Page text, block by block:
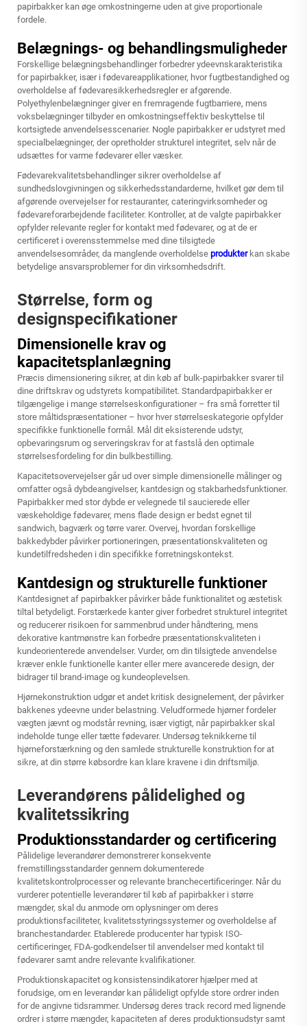
papirbakker kan øge omkostningerne uden at give proportionale
fordele.
Belægnings- og behandlingsmuligheder
Forskellige belægningsbehandlinger forbedrer ydeevnskarakteristika
for papirbakker, især i fødevareapplikationer, hvor fugtbestandighed og
overholdelse af fødevaresikkerhedsregler er afgørende.
Polyethylenbelægninger giver en fremragende fugtbarriere, mens
voksbelægninger tilbyder en omkostningseffektiv beskyttelse til
kortsigtede anvendelsesscenarier. Nogle papirbakker er udstyret med
specialbelægninger, der opretholder strukturel integritet, selv når de
udsættes for varme fødevarer eller væsker.
Fødevarekvalitetsbehandlinger sikrer overholdelse af
sundhedslovgivningen og sikkerhedsstandarderne, hvilket gør dem til
afgørende overvejelser for restauranter, cateringvirksomheder og
fødevareforarbejdende faciliteter. Kontroller, at de valgte papirbakker
opfylder relevante regler for kontakt med fødevarer, og at de er
certificeret i overensstemmelse med dine tilsigtede
anvendelsesområder, da manglende overholdelse produkter kan skabe
betydelige ansvarsproblemer for din virksomhedsdrift.
Størrelse, form og
designspecifikationer
Dimensionelle krav og
kapacitetsplanlægning
Præcis dimensionering sikrer, at din køb af bulk-papirbakker svarer til
dine driftskrav og udstyrets kompatibilitet. Standardpapirbakker er
tilgængelige i mange størrelseskonfigurationer – fra små forretter til
store måltidspræsentationer – hvor hver størrelseskategorie opfylder
specifikke funktionelle formål. Mål dit eksisterende udstyr,
opbevaringsrum og serveringskrav for at fastslå den optimale
størrelsesfordeling for din bulkbestilling.
Kapacitetsovervejelser går ud over simple dimensionelle målinger og
omfatter også dybdeangivelser, kantdesign og stakbarhedsfunktioner.
Papirbakker med stor dybde er velegnede til saucierede eller
væskeholdige fødevarer, mens flade design er bedst egnet til
sandwich, bagværk og tørre varer. Overvej, hvordan forskellige
bakkedybder påvirker portioneringen, præsentationskvaliteten og
kundetilfredsheden i din specifikke forretningskontekst.
Kantdesign og strukturelle funktioner
Kantdesignet af papirbakker påvirker både funktionalitet og æstetisk
tiltal betydeligt. Forstærkede kanter giver forbedret strukturel integritet
og reducerer risikoen for sammenbrud under håndtering, mens
dekorative kantmønstre kan forbedre præsentationskvaliteten i
kundeorienterede anvendelser. Vurder, om din tilsigtede anvendelse
kræver enkle funktionelle kanter eller mere avancerede design, der
bidrager til brand-image og kundeoplevelsen.
Hjørnekonstruktion udgør et andet kritisk designelement, der påvirker
bakkenes ydeevne under belastning. Veludformede hjørner fordeler
vægten jævnt og modstår revning, især vigtigt, når papirbakker skal
indeholde tunge eller tætte fødevarer. Undersøg teknikkerne til
hjørneforstærkning og den samlede strukturelle konstruktion for at
sikre, at din større købsordre kan klare kravene i din driftsmiljø.
Leverandørens pålidelighed og
kvalitetssikring
Produktionsstandarder og certificering
Pålidelige leverandører demonstrerer konsekvente
fremstillingsstandarder gennem dokumenterede
kvalitetskontrolprocesser og relevante branchecertificeringer. Når du
vurderer potentielle leverandører til køb af papirbakker i større
mængder, skal du anmode om oplysninger om deres
produktionsfaciliteter, kvalitetsstyringssystemer og overholdelse af
branchestandarder. Etablerede producenter har typisk ISO-
certificeringer, FDA-godkendelser til anvendelser med kontakt til
fødevarer samt andre relevante kvalifikationer.
Produktionskapacitet og konsistensindikatorer hjælper med at
forudsige, om en leverandør kan pålideligt opfylde store ordrer inden
for de angivne tidsrammer. Undersøg deres track record med lignende
ordrer i større mængder, kapaciteten af deres produktionsudstyr samt